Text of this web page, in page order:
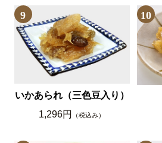
9
いかあられ（三色豆入り）
1,296円
（税込み）
10